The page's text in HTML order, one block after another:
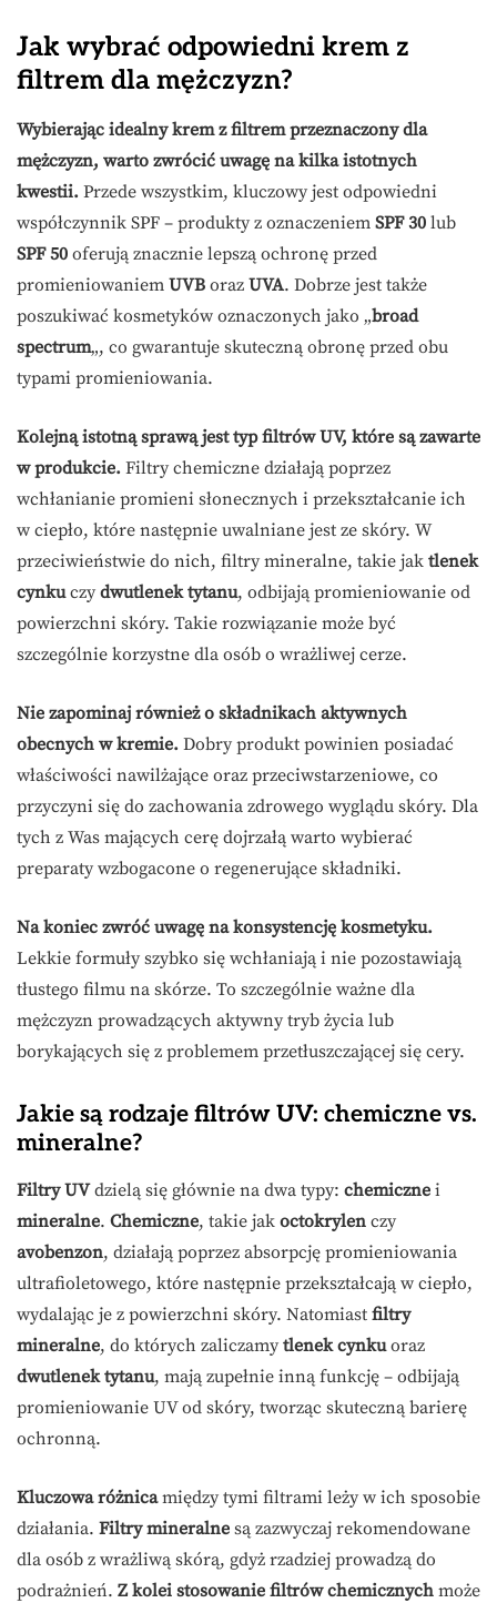
Jak wybrać odpowiedni krem z
filtrem dla mężczyzn?
Wybierając idealny krem z filtrem przeznaczony dla
mężczyzn, warto zwrócić uwagę na kilka istotnych
kwestii. Przede wszystkim, kluczowy jest odpowiedni
współczynnik SPF – produkty z oznaczeniem SPF 30 lub
SPF 50 oferują znacznie lepszą ochronę przed
promieniowaniem UVB oraz UVA. Dobrze jest także
poszukiwać kosmetyków oznaczonych jako „broad
spectrum„, co gwarantuje skuteczną obronę przed obu
typami promieniowania.
Kolejną istotną sprawą jest typ filtrów UV, które są zawarte
w produkcie. Filtry chemiczne działają poprzez
wchłanianie promieni słonecznych i przekształcanie ich
w ciepło, które następnie uwalniane jest ze skóry. W
przeciwieństwie do nich, filtry mineralne, takie jak tlenek
cynkuczy dwutlenek tytanu, odbijają promieniowanie od
powierzchni skóry. Takie rozwiązanie może być
szczególnie korzystne dla osób o wrażliwej cerze.
Nie zapominaj również o składnikach aktywnych
obecnych w kremie. Dobry produkt powinien posiadać
właściwości nawilżające oraz przeciwstarzeniowe, co
przyczyni się do zachowania zdrowego wyglądu skóry. Dla
tych z Was mających cerę dojrzałą warto wybierać
preparaty wzbogacone o regenerujące składniki.
Na koniec zwróć uwagę na konsystencję kosmetyku.
Lekkie formuły szybko się wchłaniają i nie pozostawiają
tłustego filmu na skórze. To szczególnie ważne dla
mężczyzn prowadzących aktywny tryb życia lub
borykających się z problemem przetłuszczającej się cery.
Jakie są rodzaje filtrów UV: chemiczne vs.
mineralne?
Filtry UVdzielą się głównie na dwa typy: chemiczne i
mineralne. Chemiczne, takie jak octokrylen czy
avobenzon, działają poprzez absorpcję promieniowania
ultrafioletowego, które następnie przekształcają w ciepło,
wydalając je z powierzchni skóry. Natomiast filtry
mineralne, do których zaliczamy tlenek cynkuoraz
dwutlenek tytanu, mają zupełnie inną funkcję – odbijają
promieniowanie UV od skóry, tworząc skuteczną barierę
ochronną.
Kluczowa różnicamiędzy tymi filtrami leży w ich sposobie
działania. Filtry mineralne są zazwyczaj rekomendowane
dla osób z wrażliwą skórą, gdyż rzadziej prowadzą do
podrażnień. Z kolei stosowanie filtrów chemicznych może